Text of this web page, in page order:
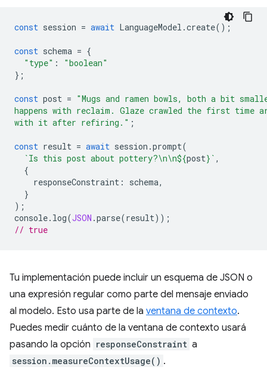
const session = await LanguageModel .create();
const schema = {
"type" :
"boolean"
};
const post = "Mugs and ramen bowls, both a bit
happens with reclaim. Glaze crawled the first time
with it after refiring." ;
const result = await session .prompt(
`Is this post about pottery?\n\n${post} ` ,
{
responseConstraint : schema,
}
);
console. log(JSON .parse(result));
// true
Tu implementación puede incluir un esquema de JSON o
una expresión regular como parte del mensaje enviado
al modelo. Esto usa parte de la ventana de contexto.
Puedes medir cuánto de la ventana de contexto usará
pasando la opción responseConstraint a
session.measureContextUsage() .